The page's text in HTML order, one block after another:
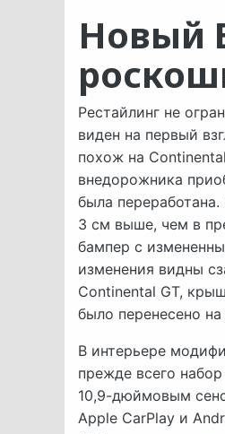
Новый
Рестайлинг не
виден на первый
похож на
внедорожника
была
3 см выше, чем в
бампер с
изменения видны
Continental GT,
было перенесено
В интерьере
прежде всего
10,9-дюймовым
Apple CarPlay и